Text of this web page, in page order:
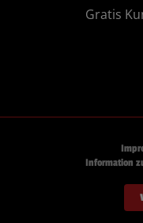
Gratis
Information